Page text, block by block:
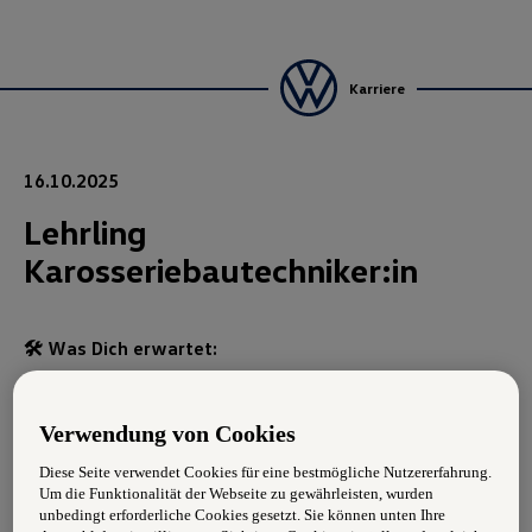
Karriere
16.10.2025
Lehrling
Karosseriebautechniker:in
🛠️ Was Dich erwartet:
aussehen zu lassen
Mit Werkzeugen und Maschinen arbeitest du direkt
am Blech (schneiden, schweißen, formen)
Verwendung von Cookies
Diese Seite verwendet Cookies für eine bestmögliche Nutzererfahrung.
Um die Funktionalität der Webseite zu gewährleisten, wurden
unbedingt erforderliche Cookies gesetzt. Sie können unten Ihre